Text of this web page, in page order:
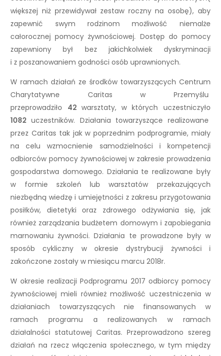
większej niż przewidywał zestaw roczny na osobę), aby
zapewnić swym rodzinom możliwość niemalże
całorocznej pomocy żywnościowej. Dostęp do pomocy
zapewniony był bez jakichkolwiek dyskryminacji
i z poszanowaniem godności osób uprawnionych.
W ramach działań ze środków towarzyszących Centrum
Charytatywne Caritas w Przemyślu
przeprowadziło 42 warsztaty, w których uczestniczyło
1082 uczestników. Działania towarzyszące realizowane
przez Caritas tak jak w poprzednim podprogramie, miały
na celu wzmocnienie samodzielności i kompetencji
odbiorców pomocy żywnościowej w zakresie prowadzenia
gospodarstwa domowego. Działania te realizowane były
w formie szkoleń lub warsztatów przekazujących
niezbędną wiedzę i umiejętności z zakresu przygotowania
posiłków, dietetyki oraz zdrowego odżywiania się, jak
również zarządzania budżetem domowym i zapobiegania
marnowaniu żywności. Działania te prowadzone były w
sposób cykliczny w okresie dystrybucji żywności i
zakończone zostały w miesiącu marcu 2018r.
W okresie realizacji Podprogramu 2017 odbiorcy pomocy
żywnościowej mieli również możliwość uczestniczenia w
działaniach towarzyszących nie finansowanych w
ramach programu a realizowanych w ramach
działalności statutowej Caritas. Przeprowadzono szereg
działań na rzecz włączenia społecznego, w tym między